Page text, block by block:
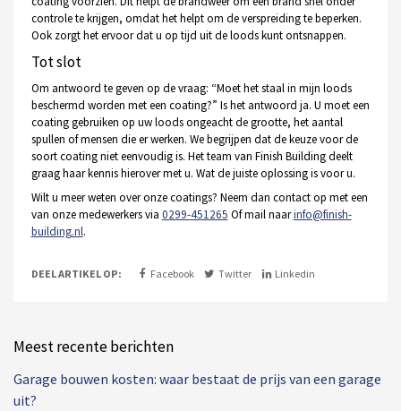
controle te krijgen, omdat het helpt om de verspreiding te beperken.
Ook zorgt het ervoor dat u op tijd uit de loods kunt ontsnappen.
Tot slot
Om antwoord te geven op de vraag: “Moet het staal in mijn loods
beschermd worden met een coating?” Is het antwoord ja. U moet een
coating gebruiken op uw loods ongeacht de grootte, het aantal
spullen of mensen die er werken. We begrijpen dat de keuze voor de
soort coating niet eenvoudig is. Het team van Finish Building deelt
graag haar kennis hierover met u. Wat de juiste oplossing is voor u.
Wilt u meer weten over onze coatings? Neem dan contact op met een
van onze medewerkers via 0299-451265 Of mail naarinfo@finish-
building.nl.
DEEL ARTIKEL OP: Facebook Twitter Linkedin
Meest recente berichten
Garage bouwen kosten: waar bestaat de prijs van een garage
uit?